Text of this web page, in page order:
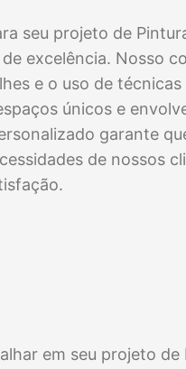
seu projeto de
excelência. Nosso
e o uso de
únicos e
garante
de nossos
em seu projeto